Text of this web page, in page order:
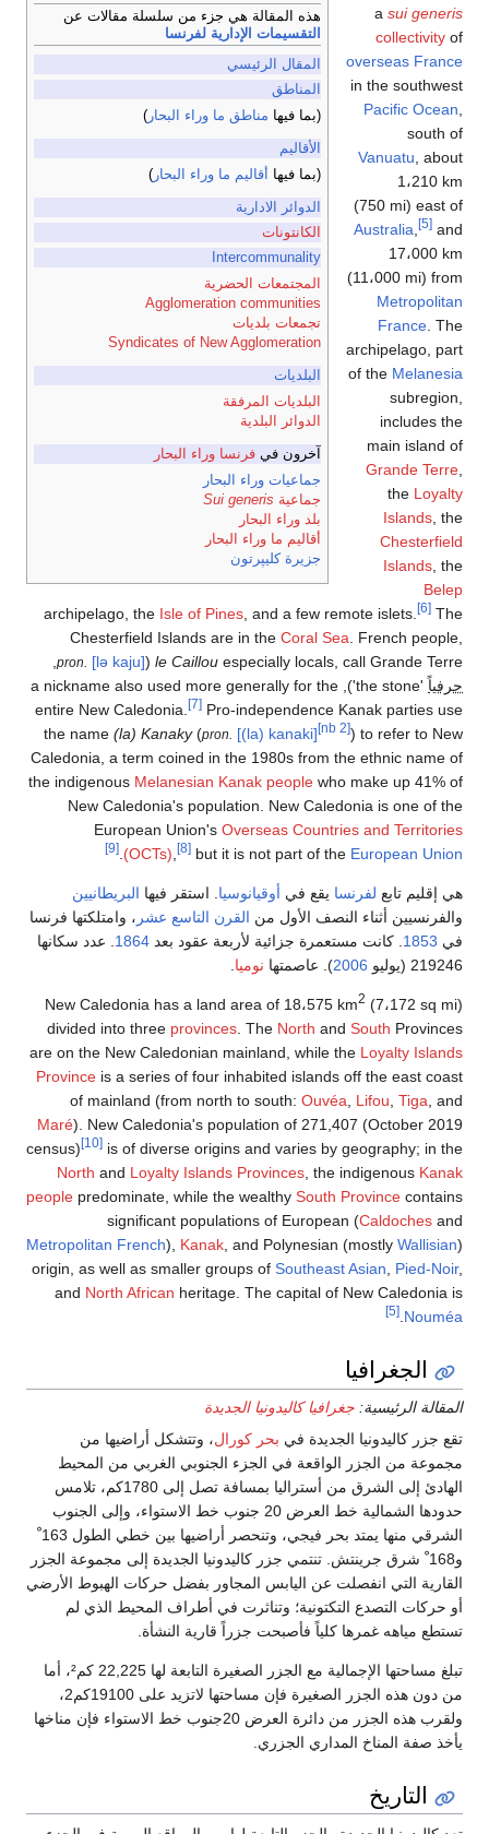
هذه المقالة هي جزء من سلسلة مقالات عن
التقسيمات الإدارية لفرنسا
المقال الرئيسي
المناطق
(بما فيهامناطق ما وراء البحار)
الأقاليم
(بما فيهاأقاليم ما وراء البحار)
الدوائر الادارية
الكانتونات
Intercommunality
المجتمعات الحضرية
Agglomeration communities
تجمعات بلديات
Syndicates of New Agglomeration
البلديات
البلديات المرفقة
الدوائر البلدية
آخرون في فرنسا وراء البحار
جماعيات وراء البحار
جماعيةSui generis
بلد وراء البحار
أقاليم ما وراء البحار
جزيرة كليپرتون
asui generis
collectivityof
overseas France
in the southwest
Pacific Ocean
south of
Vanuatu , about
1،210 km
(750 mi) east of
Australia, [5]and
17،000 km
(11،000 mi) from
Metropolitan
France . The
archipelago, part
of theMelanesia
subregion,
includes the
main island of
Grande Terre
theLoyalty
Islands , the
Chesterfield
Islands , the
Belep
archipelago, theIsle of Pines , and a few remote islets. [6]The
Chesterfield Islands are in theCoral Sea . French people,
especially locals, call Grande Terre
le Caillou
(
pron. [lə kaju]
,
حرفياً
'the stone'), a nickname also used more generally for the
entire New Caledonia.
[7]Pro-independence Kanak parties use
the name(la) Kanaky(pron. [(la) kanaki]
) to refer to New
Caledonia, a term coined in the 1980s from the ethnic name of
the indigenousMelanesian Kanak peoplewho make up 41% of
New Caledonia's population. New Caledonia is one of the
European Union'sOverseas Countries and Territories
(OCTs), [8]but it is not part of theEuropean Union
.
[9]
هي إقليم تابعلفرنسايقع في أوقيانوسيا. استقر فيهاالبريطانيين
والفرنسيين أثناء النصف الأول منالقرن التاسع عشر، وامتلكتها فرنسا
في 1853. كانت مستعمرة جزائية لأربعة عقود بعد1864. عدد سكانها
219246 (يوليو
2006). عاصمتهانوميا.
New Caledonia has a land area of 18،575 km 2(7،172 sq mi)
divided into threeprovinces . TheNorthandSouthProvinces
are on the New Caledonian mainland, while theLoyalty Islands
Provinceis a series of four inhabited islands off the east coast
of mainland (from north to south:Ouvéa ,Lifou ,Tiga , and
Maré). New Caledonia's population of 271,407 (October 2019
census)
[10]is of diverse origins and varies by geography; in the
NorthandLoyalty Islands Provinces , the indigenousKanak
peoplepredominate, while the wealthySouth Provincecontains
significant populations of European (Caldochesand
Metropolitan French),Kanak , and Polynesian (mostlyWallisian
origin, as well as smaller groups ofSoutheast Asian ,Pied-Noir
andNorth Africanheritage. The capital of New Caledonia is
Nouméa
.
[5]
الجغرافيا
المقالة الرئيسية:جغرافيا كاليدونيا الجديدة
تقع جزر كاليدونيا الجديدة في بحر كورال ، وتتشكل أراضيها من
مجموعة من الجزر الواقعة في الجزء الجنوبي الغربي من المحيط
الهادئ إلى الشرق من أستراليا بمسافة تصل إلى 1780كم، تلامس
حدودها الشمالية خط العرض 20 جنوب خط الاستواء، وإلى الجنوب
الشرقي منها يمتد بحر فيجي، وتنحصر أراضيها بين خطي الطول 163 ْ
و168 ْ شرق جرينتش. تنتمي جزر كاليدونيا الجديدة إلى مجموعة الجزر
القارية التي انفصلت عن اليابس المجاور بفضل حركات الهبوط الأرضي
أو حركات التصدع التكتونية؛ وتناثرت في أطراف المحيط الذي لم
تستطع مياهه غمرها كلياً فأصبحت جزراً قارية النشأة.
تبلغ مساحتها الإجمالية مع الجزر الصغيرة التابعة لها 22,225 كم²، أما
من دون هذه الجزر الصغيرة فإن مساحتها لاتزيد على 19100كم2،
ولقرب هذه الجزر من دائرة العرض 20جنوب خط الاستواء فإن مناخها
يأخذ صفة المناخ المداري الجزري.
التاريخ